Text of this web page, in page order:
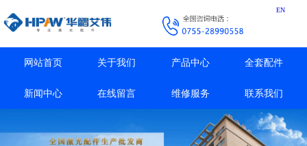
EN
网站首页 关于我们 产品中心 全套配件
新闻中心 在线留言 维修服务 联系我们